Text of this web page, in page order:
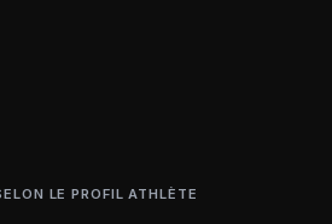
LE PROFIL ATHLÈTE